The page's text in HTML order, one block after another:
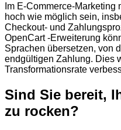
Im E-Commerce-
hoch wie möglich sein,
Checkout- und
OpenCart -Erweiterung
Sprachen übersetzen, von
endgültigen Zahlung. Dies
Transformationsrate
Sind Sie bereit,
zu rocken?